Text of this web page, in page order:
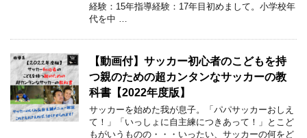
経験：15年指導経験：17年目初めまして。小学校年
代を中 …
【動画付】サッカー初心者のこどもを持
つ親のための超カンタンなサッカーの教
科書【2022年度版】
サッカーを始めた我が息子。「パパサッカーおしえ
て！」「いっしょに自主練につきあって！」とこど
もがいうものの・・・いったい、サッカーの何をど